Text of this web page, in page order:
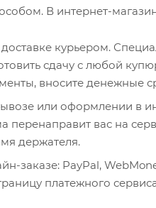
В интернет-
курьером.
сдачу с любой
вносите денежные
или оформлении в
перенаправит вас на
держателя.
заказе: PayPal,
платежного